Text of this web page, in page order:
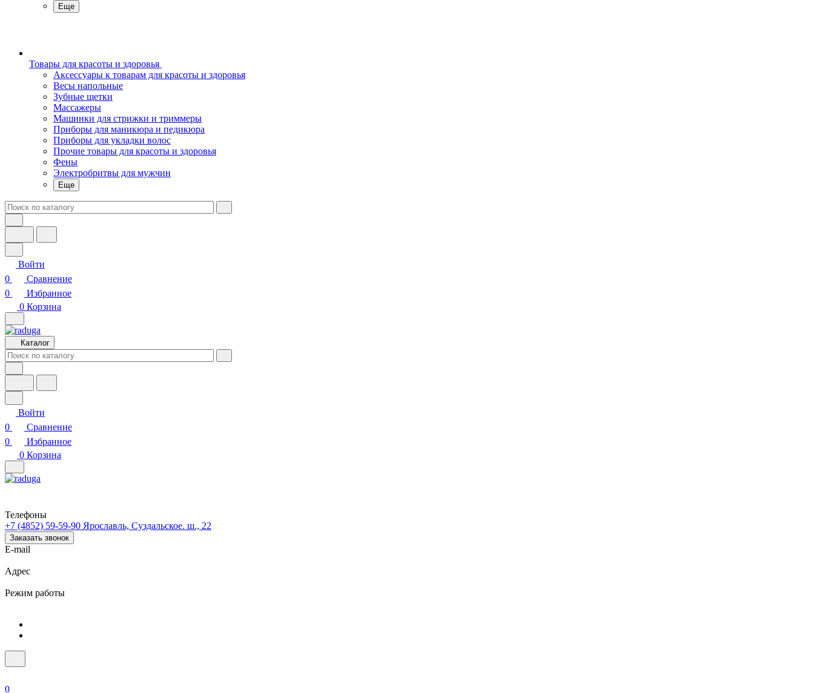
Еще
Товары для красоты и здоровья
Аксессуары к товарам для красоты и здоровья
Весы напольные
Зубные щетки
Массажеры
Машинки для стрижки и триммеры
Приборы для маникюра и педикюра
Приборы для укладки волос
Прочие товары для красоты и здоровья
Фены
Электробритвы для мужчин
Еще
Войти
0
Сравнение
0
Избранное
0 Корзина
Каталог
Войти
0
Сравнение
0
Избранное
0 Корзина
Телефоны
+7 (4852) 59-59-90 Ярославль, Суздальское. ш., 22
Заказать звонок
E-mail
Адрес
Режим работы
0